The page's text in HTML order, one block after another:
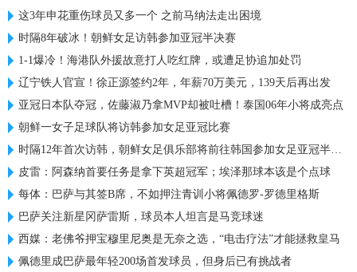
这3年申花重伤球员又多一个 之前马纳法走出困境
时隔8年破冰！朝鲜女足访韩参加亚冠半决赛
1-1爆冷！海港队外援故意打人吃红牌，或遭足协追加处罚
辽宁铁人官宣！徐正源签约2年，年薪70万美元，139天后再出发
亚冠日本队夺冠，佐藤淑乃拿MVP却被吐槽！泰国06年小将成亮点
朝鲜一女子足球队将访韩参加女足亚冠比赛
时隔12年首次访韩，朝鲜女足俱乐部将前往韩国参加女足亚冠半决赛
皮雷：阿森纳首要任务是拿下英超冠军；埃泽那球本该是个点球
每体：巴萨与其签B席，不如押注青训小将佩德罗-罗德里格斯
巴萨关注新星冈萨雷斯，球员本人坦言是马竞球迷
西媒：老佛爷押宝穆里尼奥是无奈之选，“电击疗法”才能拯救皇马
佩德里成巴萨最年轻200场首发球员，但身后已有挑战者